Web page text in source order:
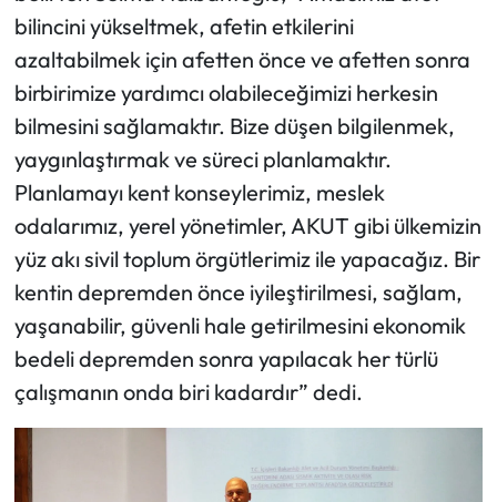
bilincini yükseltmek, afetin etkilerini
azaltabilmek için afetten önce ve afetten sonra
birbirimize yardımcı olabileceğimizi herkesin
bilmesini sağlamaktır. Bize düşen bilgilenmek,
yaygınlaştırmak ve süreci planlamaktır.
Planlamayı kent konseylerimiz, meslek
odalarımız, yerel yönetimler, AKUT gibi ülkemizin
yüz akı sivil toplum örgütlerimiz ile yapacağız. Bir
kentin depremden önce iyileştirilmesi, sağlam,
yaşanabilir, güvenli hale getirilmesini ekonomik
bedeli depremden sonra yapılacak her türlü
çalışmanın onda biri kadardır” dedi.